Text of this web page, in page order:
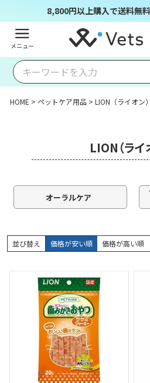
8,800円以上購入で送料無
メニュー
HOME ペットケア用品 LION（ライオン）
LION（ライ
オーラルケア
並び替え 価格が安い順 価格が高い順